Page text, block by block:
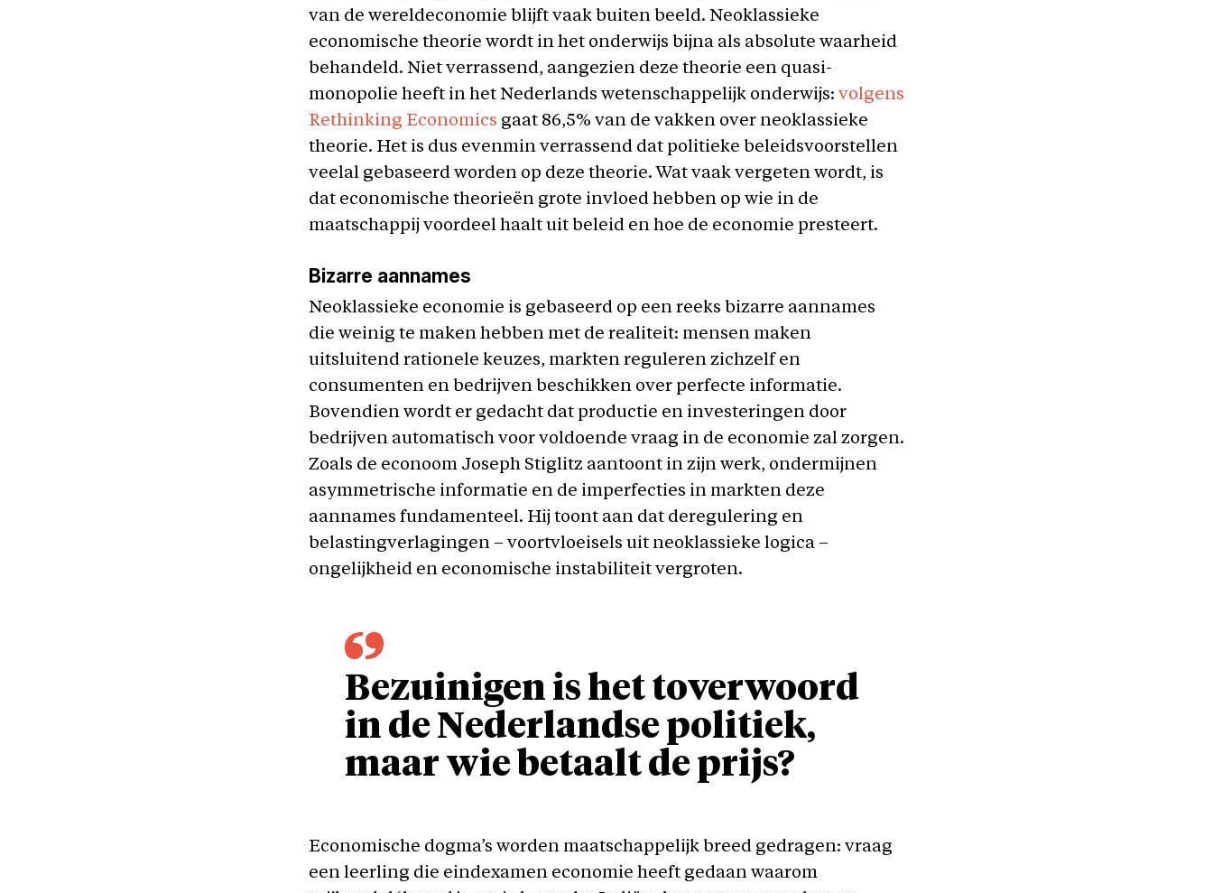
van de wereldeconomie blijft vaak buiten beeld. Neoklassieke
economische theorie wordt in het onderwijs bijna als absolute waarheid
behandeld. Niet verrassend, aangezien deze theorie een quasi-
monopolie heeft in het Nederlands wetenschappelijk onderwijs: volgens
Rethinking Economics gaat 86,5% van de vakken over neoklassieke
theorie. Het is dus evenmin verrassend dat politieke beleidsvoorstellen
veelal gebaseerd worden op deze theorie. Wat vaak vergeten wordt, is
dat economische theorieën grote invloed hebben op wie in de
maatschappij voordeel haalt uit beleid en hoe de economie presteert.
Bizarre aannames
Neoklassieke economie is gebaseerd op een reeks bizarre aannames
die weinig te maken hebben met de realiteit: mensen maken
uitsluitend rationele keuzes, markten reguleren zichzelf en
consumenten en bedrijven beschikken over perfecte informatie.
Bovendien wordt er gedacht dat productie en investeringen door
bedrijven automatisch voor voldoende vraag in de economie zal zorgen.
Zoals de econoom Joseph Stiglitz aantoont in zijn werk, ondermijnen
asymmetrische informatie en de imperfecties in markten deze
aannames fundamenteel. Hij toont aan dat deregulering en
belastingverlagingen – voortvloeisels uit neoklassieke logica –
ongelijkheid en economische instabiliteit vergroten.
Bezuinigen is het toverwoord
in de Nederlandse politiek,
maar wie betaalt de prijs?
Economische dogma’s worden maatschappelijk breed gedragen: vraag
een leerling die eindexamen economie heeft gedaan waarom